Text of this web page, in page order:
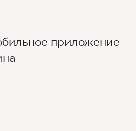
приложение